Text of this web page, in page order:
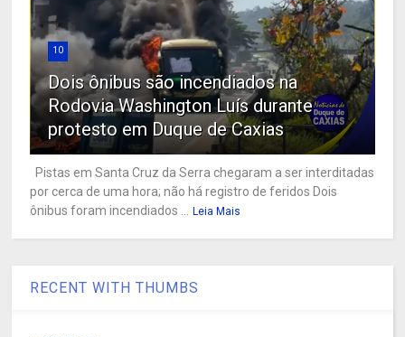
10
Dois ônibus são incendiados na
Rodovia Washington Luís durante
protesto em Duque de Caxias
Pistas em Santa Cruz da Serra chegaram a ser interditadas
por cerca de uma hora; não há registro de feridos Dois
ônibus foram incendiados ...
Leia Mais
RECENT WITH THUMBS